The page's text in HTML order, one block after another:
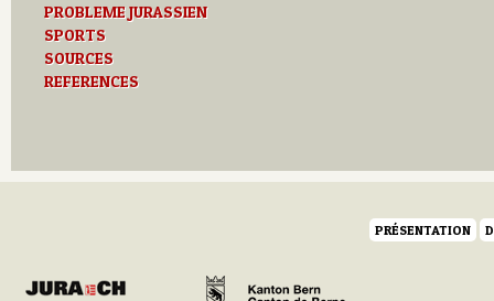
PROBLEME JURASSIEN
SPORTS
SOURCES
REFERENCES
PRÉSENTATION